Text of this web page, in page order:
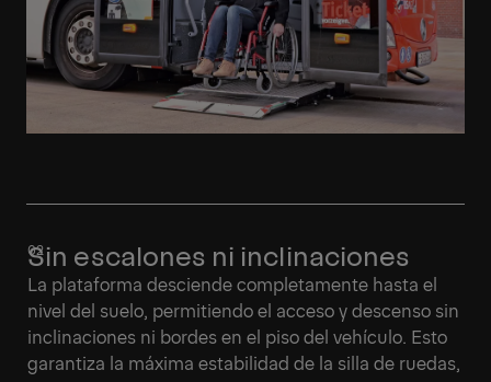
Sin escalones ni inclinaciones
La plataforma desciende completamente hasta el
nivel del suelo, permitiendo el acceso y descenso sin
inclinaciones ni bordes en el piso del vehículo. Esto
garantiza la máxima estabilidad de la silla de ruedas,